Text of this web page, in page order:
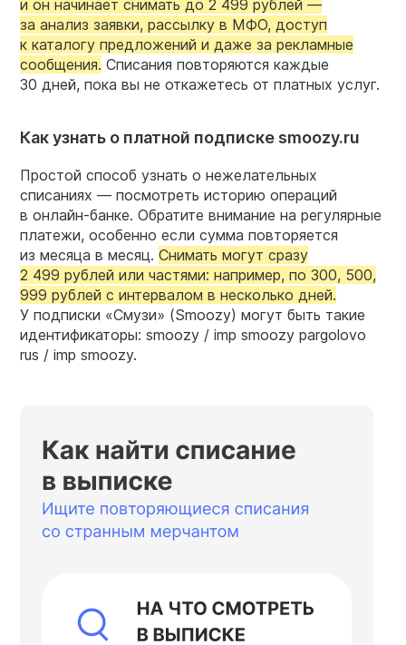
и он начинает снимать до 2 499 рублей —
за анализ заявки, рассылку в МФО, доступ
к каталогу предложений и даже за рекламные
сообщения. Списания повторяются каждые
30 дней, пока вы не откажетесь от платных услуг.
Как узнать о платной подписке smoozy.ru
Простой способ узнать о нежелательных
списаниях — посмотреть историю операций
в онлайн-банке. Обратите внимание на регулярные
платежи, особенно если сумма повторяется
из месяца в месяц. Снимать могут сразу
2 499 рублей или частями: например, по 300, 500,
999 рублей с интервалом в несколько дней.
У подписки «Смузи» (Smoozy) могут быть такие
идентификаторы: smoozy / imp smoozy pargolovo
rus / imp smoozy.